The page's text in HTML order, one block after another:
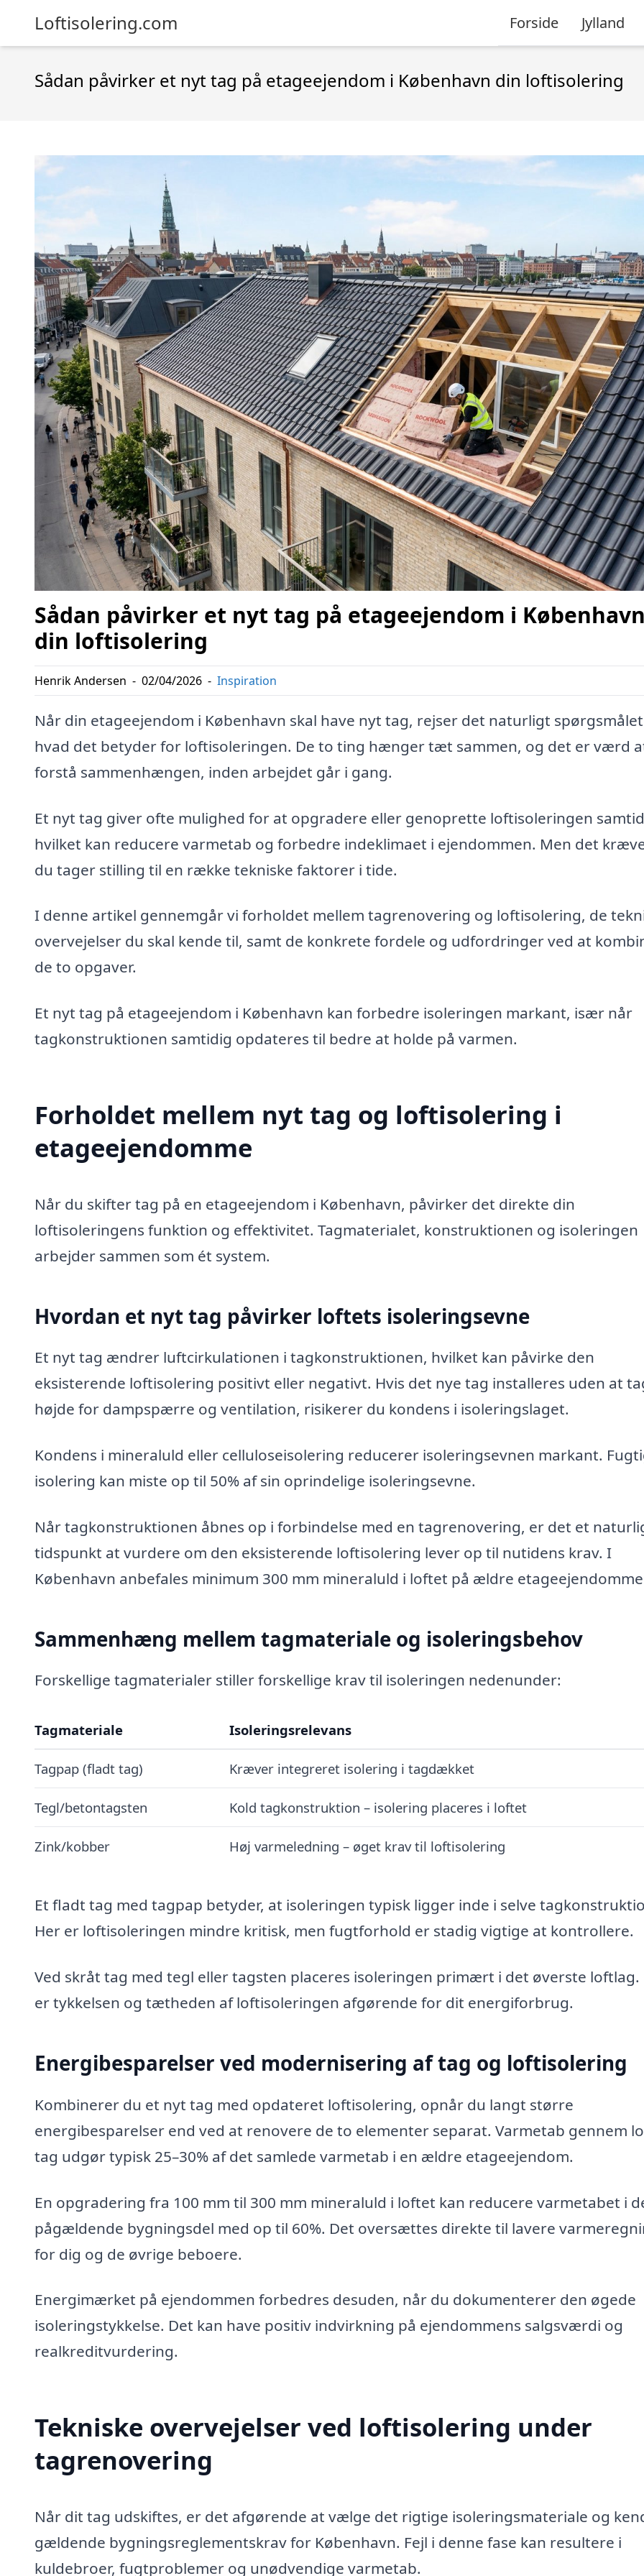
Loftisolering.com Forside Jylland
Sådan påvirker et nyt tag på etageejendom i København din loftisolering
Sådan påvirker et nyt tag på etageejendom i København
din loftisolering
Henrik Andersen - 02/04/2026 - Inspiration
Når din etageejendom i København skal have nyt tag, rejser det naturligt
hvad det betyder for loftisoleringen. De to ting hænger tæt sammen, og det er værd
forstå sammenhængen, inden arbejdet går i gang.
Et nyt tag giver ofte mulighed for at opgradere eller genoprette loftisoleringen
hvilket kan reducere varmetab og forbedre indeklimaet i ejendommen. Men det
du tager stilling til en række tekniske faktorer i tide.
I denne artikel gennemgår vi forholdet mellem tagrenovering og loftisolering, de
overvejelser du skal kende til, samt de konkrete fordele og udfordringer ved at
de to opgaver.
Et nyt tag på etageejendom i København kan forbedre isoleringen markant, især når
tagkonstruktionen samtidig opdateres til bedre at holde på varmen.
Forholdet mellem nyt tag og loftisolering i
etageejendomme
Når du skifter tag på en etageejendom i København, påvirker det direkte din
loftisoleringens funktion og effektivitet. Tagmaterialet, konstruktionen og isoleringen
arbejder sammen som ét system.
Hvordan et nyt tag påvirker loftets isoleringsevne
Et nyt tag ændrer luftcirkulationen i tagkonstruktionen, hvilket kan påvirke den
eksisterende loftisolering positivt eller negativt. Hvis det nye tag installeres uden at
højde for dampspærre og ventilation, risikerer du kondens i isoleringslaget.
Kondens i mineraluld eller celluloseisolering reducerer isoleringsevnen markant.
isolering kan miste op til 50% af sin oprindelige isoleringsevne.
Når tagkonstruktionen åbnes op i forbindelse med en tagrenovering, er det et
tidspunkt at vurdere om den eksisterende loftisolering lever op til nutidens krav. I
København anbefales minimum 300 mm mineraluld i loftet på ældre
Sammenhæng mellem tagmateriale og isoleringsbehov
Forskellige tagmaterialer stiller forskellige krav til isoleringen nedenunder:
Tagmateriale Isoleringsrelevans
Tagpap (fladt tag) Kræver integreret isolering i tagdækket
Tegl/betontagsten Kold tagkonstruktion – isolering placeres i loftet
Zink/kobber Høj varmeledning – øget krav til loftisolering
Et fladt tag med tagpap betyder, at isoleringen typisk ligger inde i selve
Her er loftisoleringen mindre kritisk, men fugtforhold er stadig vigtige at kontrollere.
Ved skråt tag med tegl eller tagsten placeres isoleringen primært i det øverste loftlag.
er tykkelsen og tætheden af loftisoleringen afgørende for dit energiforbrug.
Energibesparelser ved modernisering af tag og loftisolering
Kombinerer du et nyt tag med opdateret loftisolering, opnår du langt større
energibesparelser end ved at renovere de to elementer separat. Varmetab gennem
tag udgør typisk 25–30% af det samlede varmetab i en ældre etageejendom.
En opgradering fra 100 mm til 300 mm mineraluld i loftet kan reducere varmetabet i
pågældende bygningsdel med op til 60%. Det oversættes direkte til lavere
for dig og de øvrige beboere.
Energimærket på ejendommen forbedres desuden, når du dokumenterer den øgede
isoleringstykkelse. Det kan have positiv indvirkning på ejendommens salgsværdi og
realkreditvurdering.
Tekniske overvejelser ved loftisolering under
tagrenovering
Når dit tag udskiftes, er det afgørende at vælge det rigtige isoleringsmateriale og
gældende bygningsreglementskrav for København. Fejl i denne fase kan resultere i
kuldebroer, fugtproblemer og unødvendige varmetab.